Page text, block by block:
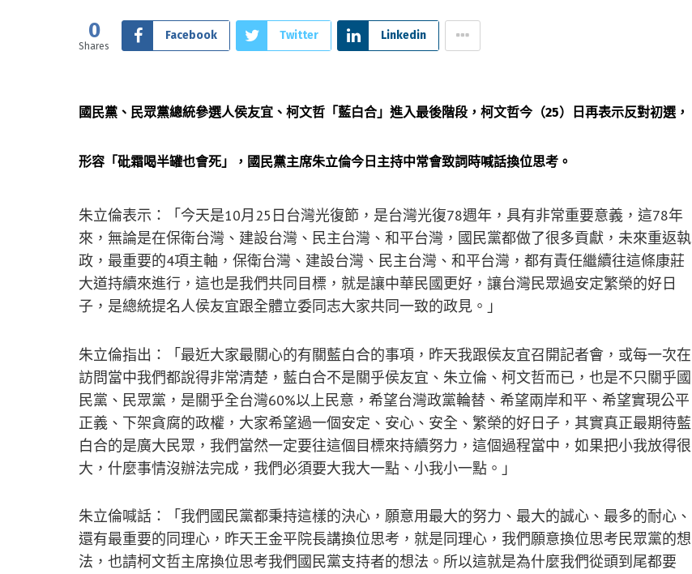
0
Shares
Facebook Twitter Linkedin
國民黨、民眾黨總統參選人侯友宜、柯文哲「藍白合」進入最後階段，柯文哲今（25）日再表示反對初選，
形容「砒霜喝半罐也會死」，國民黨主席朱立倫今日主持中常會致詞時喊話換位思考。
朱立倫表示：「今天是10月25日台灣光復節，是台灣光復78週年，具有非常重要意義，這78年
來，無論是在保衛台灣、建設台灣、民主台灣、和平台灣，國民黨都做了很多貢獻，未來重返執
政，最重要的4項主軸，保衛台灣、建設台灣、民主台灣、和平台灣，都有責任繼續往這條康莊
大道持續來進行，這也是我們共同目標，就是讓中華民國更好，讓台灣民眾過安定繁榮的好日
子，是總統提名人侯友宜跟全體立委同志大家共同一致的政見。」
朱立倫指出：「最近大家最關心的有關藍白合的事項，昨天我跟侯友宜召開記者會，或每一次在
訪問當中我們都說得非常清楚，藍白合不是關乎侯友宜、朱立倫、柯文哲而已，也是不只關乎國
民黨、民眾黨，是關乎全台灣60%以上民意，希望台灣政黨輪替、希望兩岸和平、希望實現公平
正義、下架貪腐的政權，大家希望過一個安定、安心、安全、繁榮的好日子，其實真正最期待藍
白合的是廣大民眾，我們當然一定要往這個目標來持續努力，這個過程當中，如果把小我放得很
大，什麼事情沒辦法完成，我們必須要大我大一點、小我小一點。」
朱立倫喊話：「我們國民黨都秉持這樣的決心，願意用最大的努力、最大的誠心、最多的耐心、
還有最重要的同理心，昨天王金平院長講換位思考，就是同理心，我們願意換位思考民眾黨的想
法，也請柯文哲主席換位思考我們國民黨支持者的想法。所以這就是為什麼我們從頭到尾都要